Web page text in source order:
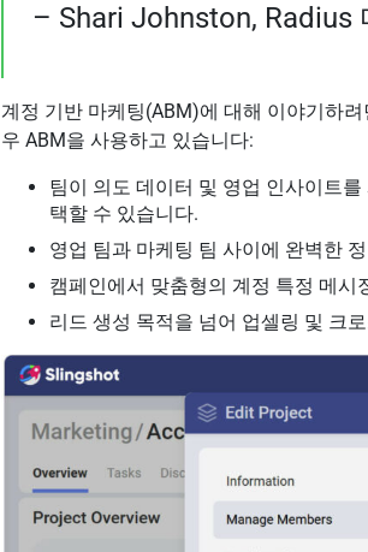
– Shari Johnston, Radius
계정 기반 마케팅(ABM)에 대해 이야기하
우 ABM을 사용하고 있습니다:
팀이 의도 데이터 및 영업 인사이트
택할 수 있습니다.
영업 팀과 마케팅 팀 사이에 완벽한
캠페인에서 맞춤형의 계정 특정 메시
리드 생성 목적을 넘어 업셀링 및 크